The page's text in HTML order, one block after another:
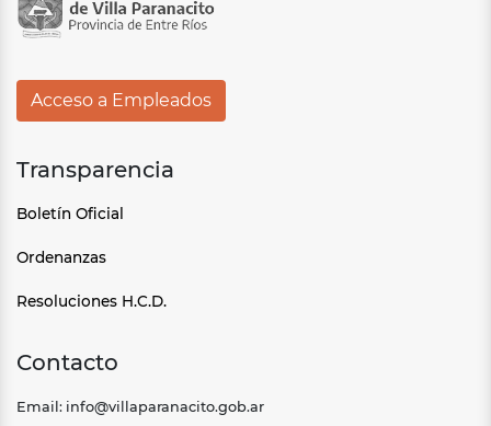
Acceso a Empleados
Transparencia
Boletín Oficial
Ordenanzas
Resoluciones H.C.D.
Contacto
Email: info@villaparanacito.gob.ar